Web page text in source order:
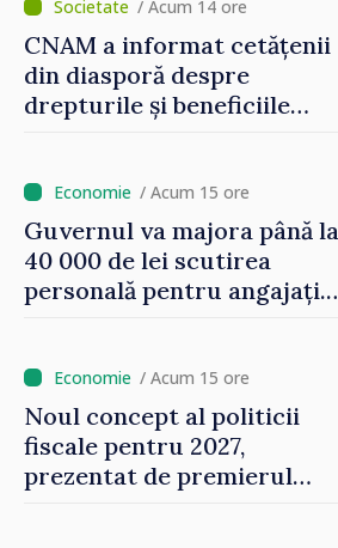
/ Acum 14 ore
CNAM a informat cetățenii
din diasporă despre
drepturile și beneficiile
/ Acum 15 ore
Guvernul va majora până la
40 000 de lei scutirea
personală pentru angajați.
oamenilor”/ Acum 15 ore
Noul concept al politicii
fiscale pentru 2027,
prezentat de premierul